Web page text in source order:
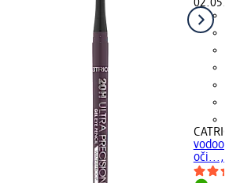
CATRICE
oči...,